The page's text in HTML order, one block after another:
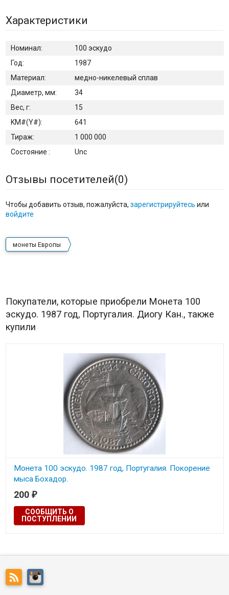
Характеристики
Номинал:
100 эскудо
Год:
1987
Материал:
медно-никелевый сплав
Диаметр, мм:
34
Вес, г:
15
KM#(Y#):
641
Тираж:
1 000 000
Состояние :
Unc
Отзывы посетителей(0)
Чтобы добавить отзыв, пожалуйста, зарегистрируйтесь или
войдите
монеты Европы
Покупатели, которые приобрели Монета 100
эскудо. 1987 год, Португалия. Диогу Кан., также
купили
Монета 100 эскудо. 1987 год, Португалия. Покорение
мыса Бохадор.
200 ₽
СООБЩИТЬ О
ПОСТУПЛЕНИИ